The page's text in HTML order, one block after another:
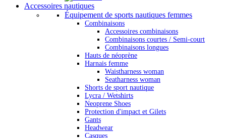
Accessoires nautiques
Équipement de sports nautiques femmes
Combinaisons
Accessoires combinaisons
Combinaisons courtes / Semi-court
Combinaisons longues
Hauts de néoprène
Harnais femme
Waistharness woman
Seatharness woman
Shorts de sport nautique
Lycra / Wetshirts
Neoprene Shoes
Protection d'impact et Gilets
Gants
Headwear
Casques